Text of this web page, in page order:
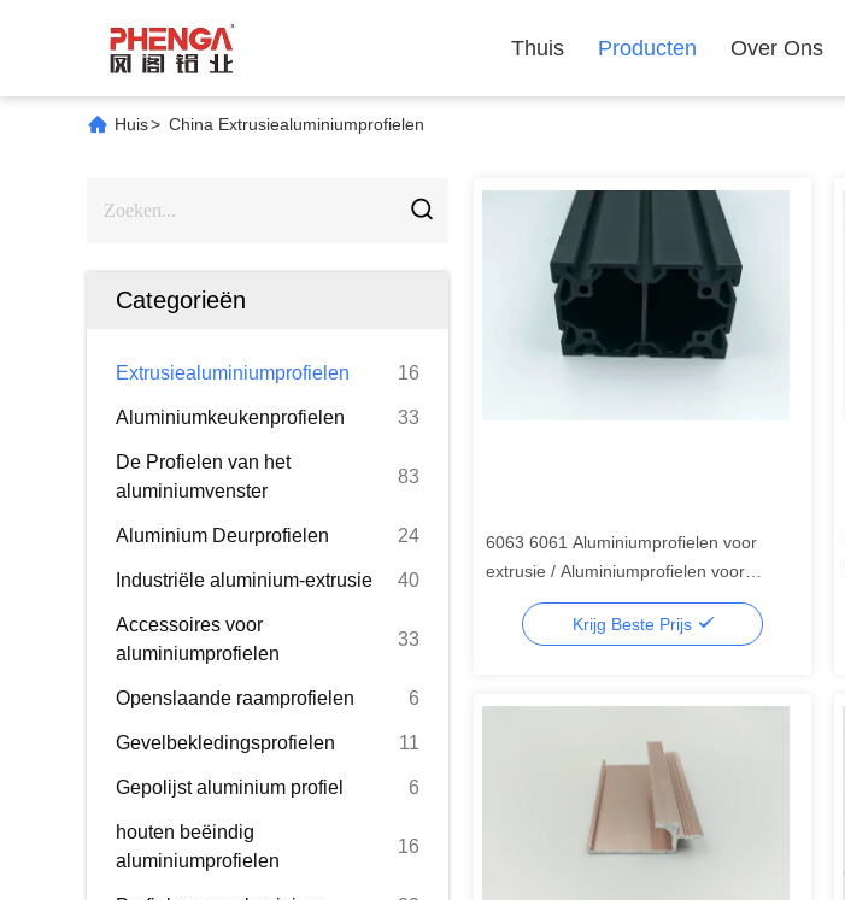
Thuis Producten Over Ons
Huis> China Extrusiealuminiumprofielen
Categorieën
Extrusiealuminiumprofielen 16
Aluminiumkeukenprofielen 33
De Profielen van het
aluminiumvenster
83
Aluminium Deurprofielen 24
Industriële aluminium-extrusie 40
Accessoires voor
aluminiumprofielen
33
Openslaande raamprofielen 6
Gevelbekledingsprofielen 11
Gepolijst aluminium profiel 6
houten beëindig
aluminiumprofielen
16
6063 6061 Aluminiumprofielen voor
extrusie / Aluminiumprofielen voor
extrusie
Krijg Beste Prijs